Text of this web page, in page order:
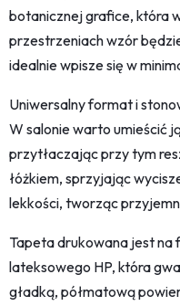
botanicznej grafice, która
przestrzeniach wzór
idealnie wpisze się w
Uniwersalny format i
W salonie warto umieścić
przytłaczając przy tym
łóżkiem, sprzyjając
lekkości, tworząc
Tapeta drukowana jest na
lateksowego HP, która
gładką, półmatową